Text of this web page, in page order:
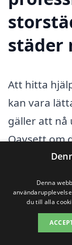
städer
Att hitta
kan vara
gäller att nå
Oavsett om
rengöring
efter
ditt hem,
städfirmor
plattformen
Denna
du till alla